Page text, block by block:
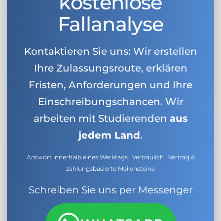
Fallanalyse
Kontaktieren Sie uns: Wir erstellen
Ihre Zulassungsroute, erklären
Fristen, Anforderungen und Ihre
Einschreibungschancen. Wir
arbeiten mit Studierenden aus
jedem Land.
Antwort innerhalb eines Werktags · Vertraulich · Vertrag &
zahlungsbasierte Meilensteine
Schreiben Sie uns per Messenger